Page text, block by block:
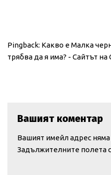
Pingback: Какво е Малка
трябва да я има? - Сайтът на
Вашият коментар
Вашият имейл адрес
Задължителните полета